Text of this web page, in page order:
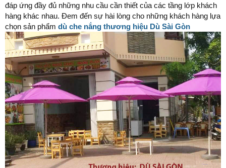
đáp ứng đầy đủ những nhu cầu cần thiết của các tầng lớp khách
hàng khác nhau. Đem đến sự hài lòng cho những khách hàng lựa
chọn sản phẩm dù che nắng thương hiệu Dù Sài Gòn